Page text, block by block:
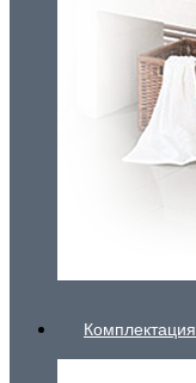
Комплектация